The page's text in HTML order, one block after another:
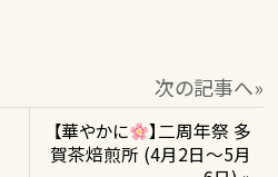
次の記事へ»
【華やかに
】二周年祭 多
賀茶焙煎所 (4月2日～5月